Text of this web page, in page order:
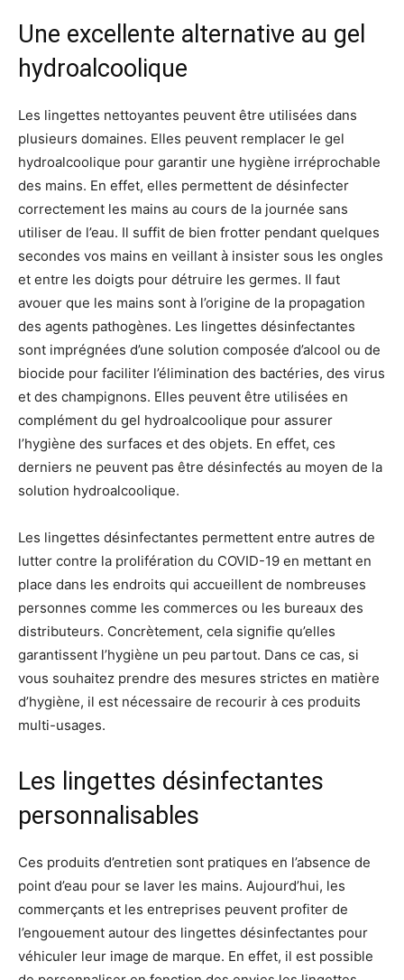
Une excellente alternative au gel
hydroalcoolique
Les lingettes nettoyantes peuvent être utilisées dans
plusieurs domaines. Elles peuvent remplacer le gel
hydroalcoolique pour garantir une hygiène irréprochable
des mains. En effet, elles permettent de désinfecter
correctement les mains au cours de la journée sans
utiliser de l’eau. Il suffit de bien frotter pendant quelques
secondes vos mains en veillant à insister sous les ongles
et entre les doigts pour détruire les germes. Il faut
avouer que les mains sont à l’origine de la propagation
des agents pathogènes. Les lingettes désinfectantes
sont imprégnées d’une solution composée d’alcool ou de
biocide pour faciliter l’élimination des bactéries, des virus
et des champignons. Elles peuvent être utilisées en
complément du gel hydroalcoolique pour assurer
l’hygiène des surfaces et des objets. En effet, ces
derniers ne peuvent pas être désinfectés au moyen de la
solution hydroalcoolique.
Les lingettes désinfectantes permettent entre autres de
lutter contre la prolifération du COVID-19 en mettant en
place dans les endroits qui accueillent de nombreuses
personnes comme les commerces ou les bureaux des
distributeurs. Concrètement, cela signifie qu’elles
garantissent l’hygiène un peu partout. Dans ce cas, si
vous souhaitez prendre des mesures strictes en matière
d’hygiène, il est nécessaire de recourir à ces produits
multi-usages.
Les lingettes désinfectantes
personnalisables
Ces produits d’entretien sont pratiques en l’absence de
point d’eau pour se laver les mains. Aujourd’hui, les
commerçants et les entreprises peuvent profiter de
l’engouement autour des lingettes désinfectantes pour
véhiculer leur image de marque. En effet, il est possible